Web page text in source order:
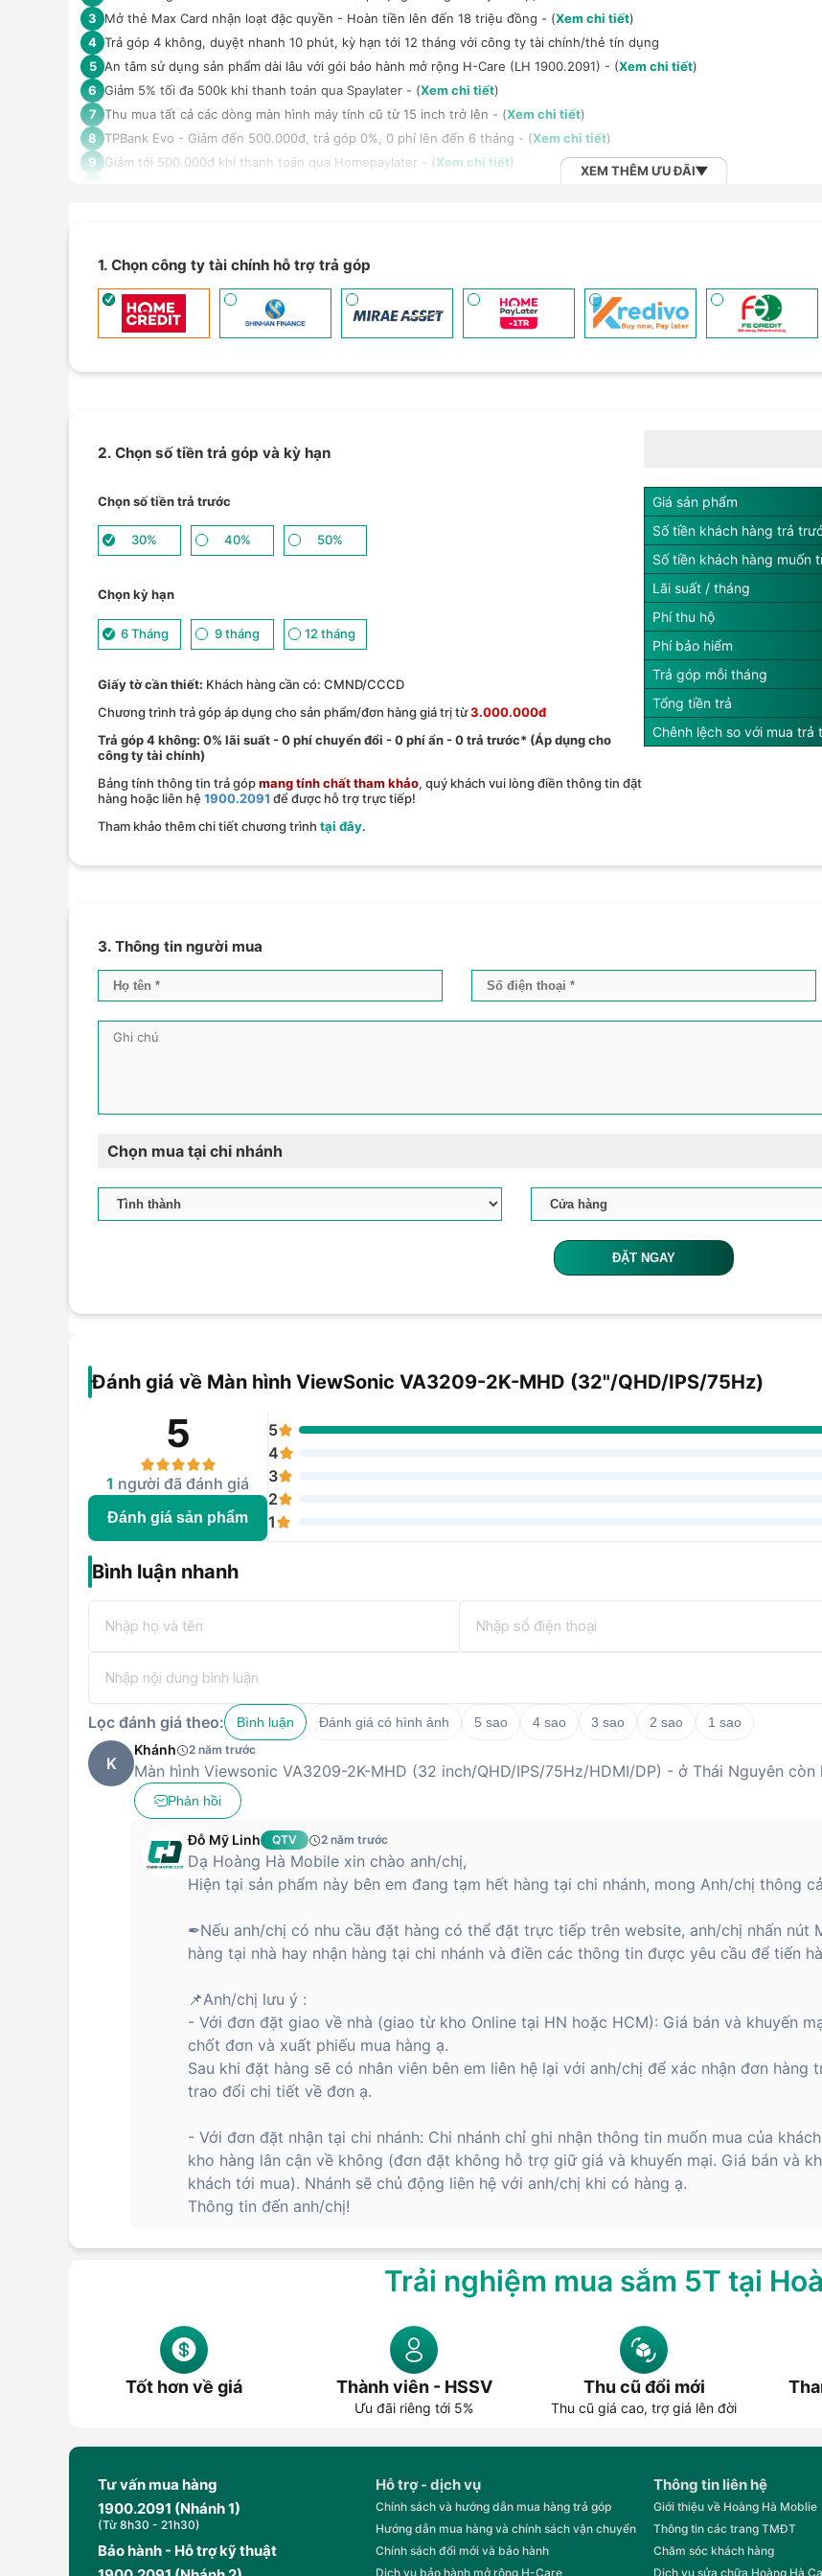
3
Mở thẻ Max Card nhận loạt đặc quyền - Hoàn tiền lên đến 18 triệu đồng - (Xem chi tiết)
4 Trả góp 4 không, duyệt nhanh 10 phút, kỳ hạn tới 12 tháng với công ty tài chính/thẻ tín dụng
5 An tâm sử dụng sản phẩm dài lâu với gói bảo hành mở rộng H-Care (LH 1900.2091) - (Xem chi tiết)
6 Giảm 5% tối đa 500k khi thanh toán qua Spaylater - (Xem chi tiết)
7 Thu mua tất cả các dòng màn hình máy tính cũ từ 15 inch trở lên - (Xem chi tiết)
8
TPBank Evo - Giảm đến 500.000đ, trả góp 0%, 0 phí lên đến 6 tháng - (Xem chi tiết)
9
Giảm tới 500.000đ khi thanh toán qua Homepaylater - (Xem chi tiết)
XEM THÊM ƯU ĐÃI
1. Chọn công ty tài chính hỗ trợ trả góp
2. Chọn số tiền trả góp và kỳ hạn
Chọn số tiền trả trước
30% 40% 50%
Chọn kỳ hạn
6 Tháng 9 tháng 12 tháng
Giấy tờ cần thiết: Khách hàng cần có: CMND/CCCD
Chương trình trả góp áp dụng cho sản phẩm/đơn hàng giá trị từ3.000.000đ
Trả góp 4 không: 0% lãi suất - 0 phí chuyển đổi - 0 phí ẩn - 0 trả trước* (Áp dụng cho
công ty tài chính)
Bảng tính thông tin trả gópmang tính chất tham khảo, quý khách vui lòng điền thông tin đặt
hàng hoặc liên hệ 1900.2091 để được hỗ trợ trực tiếp!
Tham khảo thêm chi tiết chương trình tại đây.
Giá sản phẩm
Số tiền khách hàng trả
Số tiền khách hàng muốn
Lãi suất / tháng
Phí thu hộ
Phí bảo hiểm
Trả góp mỗi tháng
Tổng tiền trả
Chênh lệch so với mua trả
3. Thông tin người mua
Chọn mua tại chi nhánh
ĐẶT NGAY
Đánh giá về Màn hình ViewSonic VA3209-2K-MHD (32"/QHD/IPS/75Hz)
5
1 người đã đánh giá
Đánh giá sản phẩm
5
4
3
2
1
Bình luận nhanh
Lọc đánh giá theo: Bình luận Đánh giá có hình ảnh 5 sao 4 sao 3 sao 2 sao 1 sao
K
Khánh 2 năm trước
Màn hình Viewsonic VA3209-2K-MHD (32 inch/QHD/IPS/75Hz/HDMI/DP) - ở Thái Nguyên còn
Phản hồi
Đỗ Mỹ Linh QTV 2 năm trước
Dạ Hoàng Hà Mobile xin chào anh/chị,
Hiện tại sản phẩm này bên em đang tạm hết hàng tại chi nhánh, mong Anh/chị thông
✒Nếu anh/chị có nhu cầu đặt hàng có thể đặt trực tiếp trên website, anh/chị nhấn nút
hàng tại nhà hay nhận hàng tại chi nhánh và điền các thông tin được yêu cầu để tiến
📌Anh/chị lưu ý :
- Với đơn đặt giao về nhà (giao từ kho Online tại HN hoặc HCM): Giá bán và khuyến
chốt đơn và xuất phiếu mua hàng ạ.
Sau khi đặt hàng sẽ có nhân viên bên em liên hệ lại với anh/chị để xác nhận đơn
trao đổi chi tiết về đơn ạ.
- Với đơn đặt nhận tại chi nhánh: Chi nhánh chỉ ghi nhận thông tin muốn mua của
kho hàng lân cận về không (đơn đặt không hỗ trợ giữ giá và khuyến mại. Giá bán và
khách tới mua). Nhánh sẽ chủ động liên hệ với anh/chị khi có hàng ạ.
Thông tin đến anh/chị!
Trải nghiệm mua sắm 5T tại
Tốt hơn về giá Thành viên - HSSV
Ưu đãi riêng tới 5%
Thu cũ đổi mới
Thu cũ giá cao, trợ giá lên đời
Tư vấn mua hàng
1900.2091 (Nhánh 1)
(Từ 8h30 - 21h30)
Bảo hành - Hỗ trợ kỹ thuật
Hỗ trợ - dịch vụ
Chính sách và hướng dẫn mua hàng trả góp
Hướng dẫn mua hàng và chính sách vận chuyển
Chính sách đổi mới và bảo hành
Dịch vụ bảo hành mở rộng H-Care
Thông tin liên hệ
Giới thiệu về Hoàng Hà Moblie
Thông tin các trang TMĐT
Chăm sóc khách hàng
Dịch vụ sửa chữa Hoàng Hà